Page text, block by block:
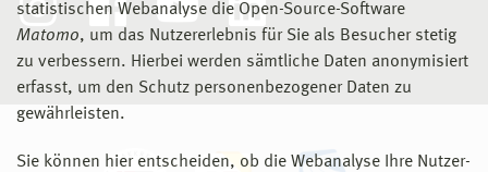
statistischen Webanalyse die Open-Source-Software
Matomo, um das Nutzererlebnis für Sie als Besucher stetig
zu verbessern. Hierbei werden sämtliche Daten anonymisiert
erfasst, um den Schutz personenbezogener Daten zu
gewährleisten.
Sie können hier entscheiden, ob die Webanalyse Ihre Nutzer-